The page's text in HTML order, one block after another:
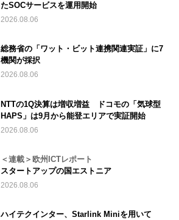
たSOCサービスを運用開始
2026.08.06
総務省の「ワット・ビット連携関連実証」に7
機関が採択
2026.08.06
NTTの1Q決算は増収増益 ドコモの「気球型
HAPS」は9月から能登エリアで実証開始
2026.08.06
＜連載＞欧州ICTレポート
スタートアップの国エストニア
2026.08.06
ハイテクインター、Starlink Miniを用いて